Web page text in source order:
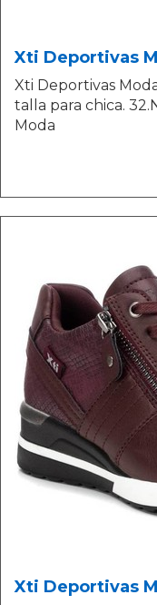
Xti Deportivas
Xti Deportivas
talla para chica.
Moda
Xti Deportivas